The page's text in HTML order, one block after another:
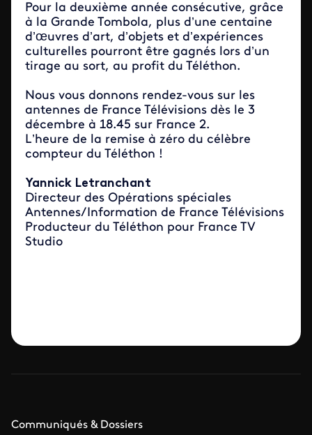
Pour la deuxième année consécutive, grâce
à la Grande Tombola, plus d’une centaine
d’œuvres d’art, d’objets et d’expériences
culturelles pourront être gagnés lors d’un
tirage au sort, au profit du Téléthon.
Nous vous donnons rendez-vous sur les
antennes de France Télévisions dès le 3
décembre à 18.45 sur France 2.
L’heure de la remise à zéro du célèbre
compteur du Téléthon !
Yannick Letranchant
Directeur des Opérations spéciales
Antennes/Information de France Télévisions
Producteur du Téléthon pour France TV
Studio
Communiqués & Dossiers